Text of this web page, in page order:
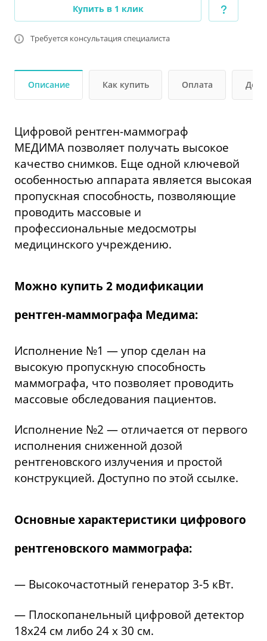
Купить в 1 клик
Требуется консультация специалиста
Описание Как купить Оплата
Цифровой рентген-маммограф
МЕДИМА позволяет получать высокое
качество снимков. Еще одной ключевой
особенностью аппарата является высокая
пропускная способность, позволяющие
проводить массовые и
профессиональные медосмотры
медицинского учреждению.
Можно купить 2 модификации
рентген-маммографа Медима:
Исполнение №1 — упор сделан на
высокую пропускную способность
маммографа, что позволяет проводить
массовые обследования пациентов.
Исполнение №2 — отличается от первого
исполнения сниженной дозой
рентгеновского излучения и простой
конструкцией. Доступно по этой ссылке.
Основные характеристики цифрового
рентгеновского маммографа:
— Высокочастотный генератор 3-5 кВт.
— Плоскопанельный цифровой детектор
18х24 см либо 24 х 30 см.